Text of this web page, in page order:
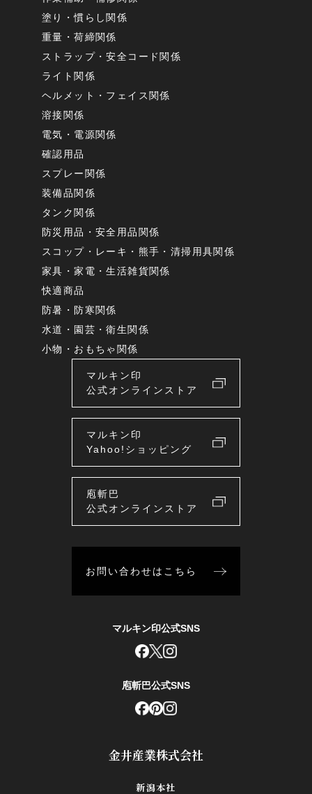
金井産業株式会社
新潟本社
塗り・慣らし関係
重量・荷締関係
ストラップ・安全コード関係
ライト関係
ヘルメット・フェイス関係
溶接関係
電気・電源関係
確認用品
スプレー関係
装備品関係
タンク関係
防災用品・安全用品関係
スコップ・レーキ・熊手・清掃用具関係
家具・家電・生活雑貨関係
快適商品
防暑・防寒関係
水道・園芸・衛生関係
小物・おもちゃ関係
マルキン印
公式オンラインストア
マルキン印
Yahoo!ショッピング
庖斬巴
公式オンラインストア
お問い合わせはこちら
マルキン印公式SNS
庖斬巴公式SNS